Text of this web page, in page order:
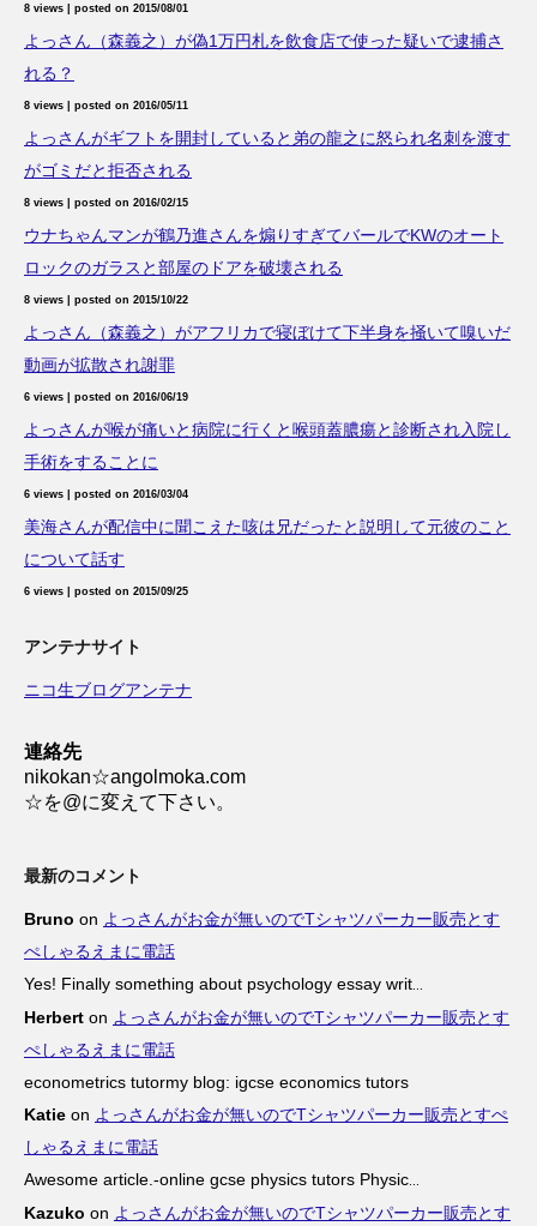
8 views posted on 2015/08/01
よっさん（森義之）が偽1万円札を飲食店で使った疑いで逮捕さ
れる？
8 views posted on 2016/05/11
よっさんがギフトを開封していると弟の龍之に怒られ名刺を渡す
がゴミだと拒否される
8 views posted on 2016/02/15
ウナちゃんマンが鶴乃進さんを煽りすぎてバールでKWのオート
ロックのガラスと部屋のドアを破壊される
8 views posted on 2015/10/22
よっさん（森義之）がアフリカで寝ぼけて下半身を掻いて嗅いだ
動画が拡散され謝罪
6 views posted on 2016/06/19
よっさんが喉が痛いと病院に行くと喉頭蓋膿瘍と診断され入院し
手術をすることに
6 views posted on 2016/03/04
美海さんが配信中に聞こえた咳は兄だったと説明して元彼のこと
について話す
6 views posted on 2015/09/25
アンテナサイト
ニコ生ブログアンテナ
連絡先
nikokan☆angolmoka.com
☆を@に変えて下さい。
最新のコメント
Bruno on よっさんがお金が無いのでTシャツパーカー販売とす
ぺしゃるえまに電話
Yes! Finally something about psychology essay writ
Herbert on よっさんがお金が無いのでTシャツパーカー販売とす
ぺしゃるえまに電話
econometrics tutormy blog: igcse economics tutors
Katie on よっさんがお金が無いのでTシャツパーカー販売とすぺ
しゃるえまに電話
Awesome article.-online gcse physics tutors Physic
Kazuko on よっさんがお金が無いのでTシャツパーカー販売とす